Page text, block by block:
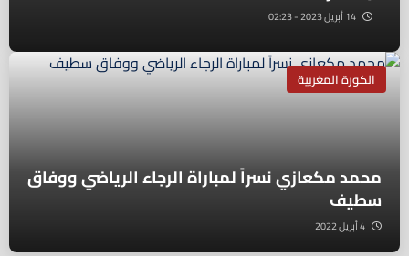
الكورة المغربية
محمد مكعازي نسراً لمباراة الرجاء الرياضي ووفاق
سطيف